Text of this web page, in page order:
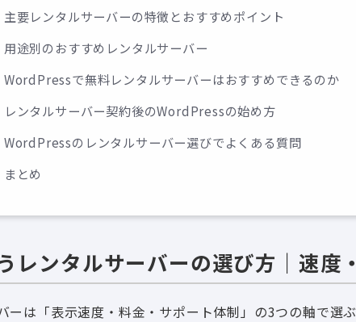
主要レンタルサーバーの特徴とおすすめポイント
用途別のおすすめレンタルサーバー
WordPressで無料レンタルサーバーはおすすめできるのか
レンタルサーバー契約後のWordPressの始め方
WordPressのレンタルサーバー選びでよくある質問
まとめ
レンタルサーバーの選び方｜速度
ーは「表示速度・料金・サポート体制」の3つの軸で選